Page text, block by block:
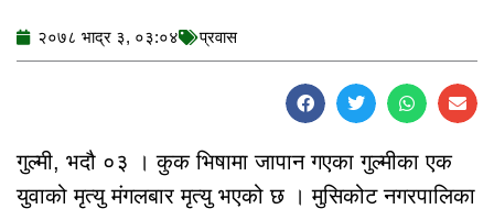
२०७८ भाद्र ३, ०३:०४ प्रवास
गुल्मी, भदौ ०३ । कुक भिषामा जापान गएका गुल्मीका एक
युवाको मृत्यु मंगलबार मृत्यु भएको छ । मुसिकोट नगरपालिका